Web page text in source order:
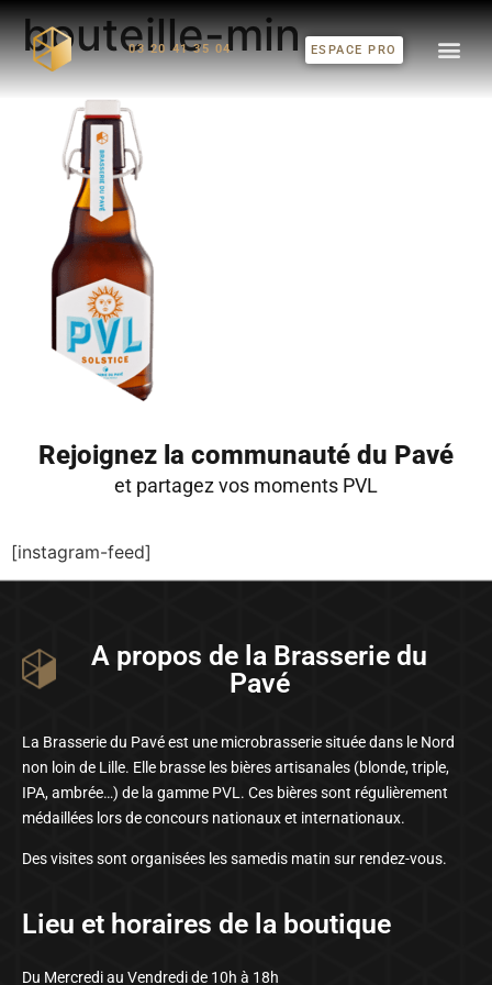
03 20 41 35 04 ESPACE PRO
bouteille-min
Rejoignez la communauté du Pavé
et partagez vos moments PVL
[instagram-feed]
A propos de la Brasserie du
Pavé
La Brasserie du Pavé est une microbrasserie située dans le Nord
non loin de Lille. Elle brasse les bières artisanales (blonde, triple,
IPA, ambrée…) de la gamme PVL. Ces bières sont régulièrement
médaillées lors de concours nationaux et internationaux.
Des visites sont organisées les samedis matin sur rendez-vous.
Lieu et horaires de la boutique
Du Mercredi au Vendredi de 10h à 18h